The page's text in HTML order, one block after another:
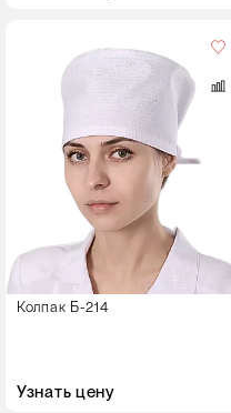
Колпак Б-214
Узнать цену
55-62